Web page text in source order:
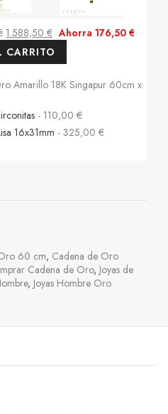
1.588,50 € Ahorra 176,50 €
CARRITO
Amarillo 18K Singapur 60cm x
- 110,00 €
16x31mm - 325,00 €
60 cm, Cadena de Oro
Cadena de Oro, Joyas de
, Joyas Hombre Oro